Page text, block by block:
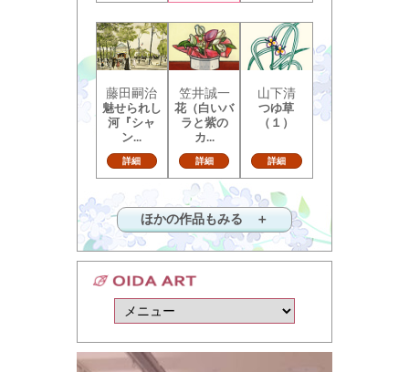
藤田嗣治
魅せられし
河『シャ
ン...
詳細
笠井誠一
花（白いバ
ラと紫の
カ...
詳細
山下清
つゆ草
（１）
詳細
ほかの作品もみる ＋